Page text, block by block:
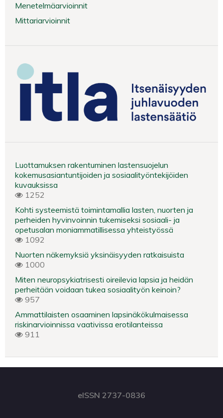
Menetelmäarvioinnit
Mittariarvioinnit
Luottamuksen rakentuminen lastensuojelun
kokemusasiantuntijoiden ja sosiaalityöntekijöiden
kuvauksissa
1252
Kohti systeemistä toimintamallia lasten, nuorten ja
perheiden hyvinvoinnin tukemiseksi sosiaali- ja
opetusalan moniammatillisessa yhteistyössä
1092
Nuorten näkemyksiä yksinäisyyden ratkaisuista
1000
Miten neuropsykiatrisesti oireilevia lapsia ja heidän
perheitään voidaan tukea sosiaalityön keinoin?
957
Ammattilaisten osaaminen lapsinäkökulmaisessa
riskinarvioinnissa vaativissa erotilanteissa
911
eISSN 2737-0836